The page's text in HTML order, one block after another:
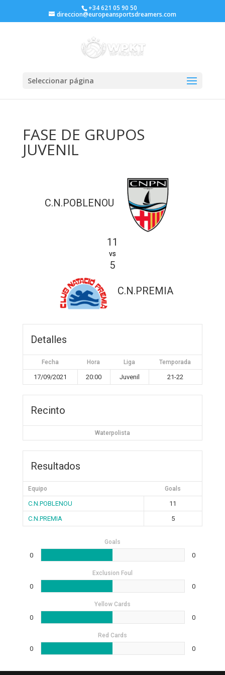
+34 621 05 90 50
direccion@europeansportsdreamers.com
Seleccionar página
FASE DE GRUPOS
JUVENIL
C.N.POBLENOU
11
vs
5
C.N.PREMIA
Detalles
Fecha Hora Liga Temporada
17/09/2021 20:00 Juvenil 21-22
Recinto
Waterpolista
Resultados
Equipo Goals
C.N.POBLENOU
11
C.N.PREMIA
5
Goals
0 0
Exclusion Foul
0 0
Yellow Cards
0 0
Red Cards
0 0